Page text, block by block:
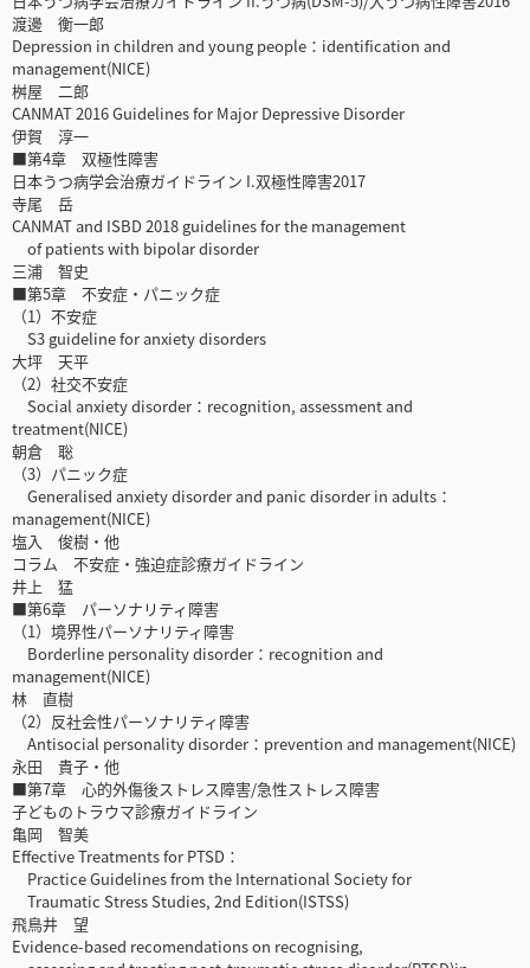
渡邊 衡一郎
Depression in children and young people：identification and
management(NICE)
桝屋 二郎
CANMAT 2016 Guidelines for Major Depressive Disorder
伊賀 淳一
■第4章 双極性障害
日本うつ病学会治療ガイドライン I.双極性障害2017
寺尾 岳
CANMAT and ISBD 2018 guidelines for the management
of patients with bipolar disorder
三浦 智史
■第5章 不安症・パニック症
（1）不安症
S3 guideline for anxiety disorders
大坪 天平
（2）社交不安症
Social anxiety disorder：recognition, assessment and
treatment(NICE)
朝倉 聡
（3）パニック症
Generalised anxiety disorder and panic disorder in adults：
management(NICE)
塩入 俊樹・他
コラム 不安症・強迫症診療ガイドライン
井上 猛
■第6章 パーソナリティ障害
（1）境界性パーソナリティ障害
Borderline personality disorder：recognition and
management(NICE)
林 直樹
（2）反社会性パーソナリティ障害
Antisocial personality disorder：prevention and management(NICE)
永田 貴子・他
■第7章 心的外傷後ストレス障害/急性ストレス障害
子どものトラウマ診療ガイドライン
亀岡 智美
Effective Treatments for PTSD：
Practice Guidelines from the International Society for
Traumatic Stress Studies, 2nd Edition(ISTSS)
飛鳥井 望
Evidence-based recomendations on recognising,